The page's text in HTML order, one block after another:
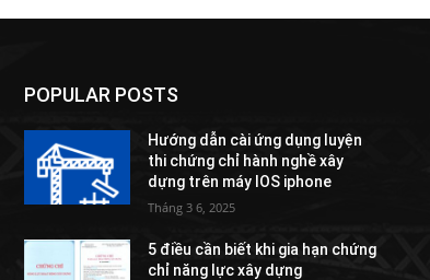
POPULAR POSTS
Hướng dẫn cài ứng dụng luyện
thi chứng chỉ hành nghề xây
dựng trên máy IOS iphone
Tháng 3 6, 2025
5 điều cần biết khi gia hạn chứng
chỉ năng lực xây dựng